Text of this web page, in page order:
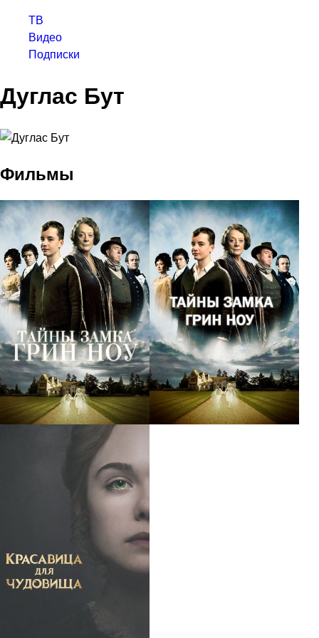
ТВ
Видео
Подписки
Дуглас Бут
Фильмы